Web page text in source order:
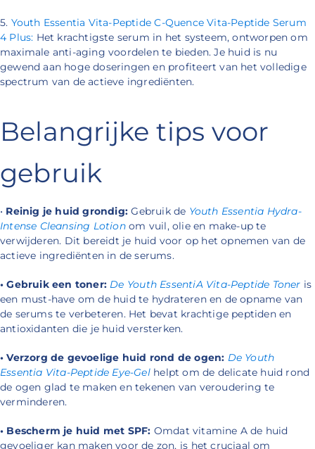
5. Youth Essentia Vita-Peptide C-Quence Vita-Peptide Serum
4 Plus: Het krachtigste serum in het systeem, ontworpen om
maximale anti-aging voordelen te bieden. Je huid is nu
gewend aan hoge doseringen en profiteert van het volledige
spectrum van de actieve ingrediënten.
Belangrijke tips voor
gebruik
• Reinig je huid grondig: Gebruik de Youth Essentia Hydra-
Intense Cleansing Lotionom vuil, olie en make-up te
verwijderen. Dit bereidt je huid voor op het opnemen van de
actieve ingrediënten in de serums.
• Gebruik een toner: De Youth EssentiA Vita-Peptide Toner is
een must-have om de huid te hydrateren en de opname van
de serums te verbeteren. Het bevat krachtige peptiden en
antioxidanten die je huid versterken.
• Verzorg de gevoelige huid rond de ogen: De Youth
Essentia Vita-Peptide Eye-Gelhelpt om de delicate huid rond
de ogen glad te maken en tekenen van veroudering te
verminderen.
• Bescherm je huid met SPF: Omdat vitamine A de huid
gevoeliger kan maken voor de zon, is het cruciaal om